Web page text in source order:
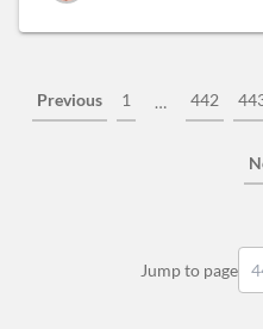
Previous 1 … 442
Jump to page